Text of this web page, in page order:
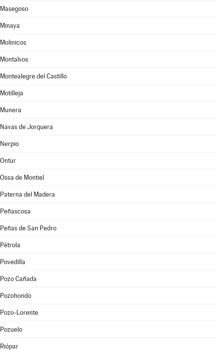
Masegoso
Minaya
Molinicos
Montalvos
Montealegre del Castillo
Motilleja
Munera
Navas de Jorquera
Nerpio
Ontur
Ossa de Montiel
Paterna del Madera
Peñascosa
Peñas de San Pedro
Pétrola
Povedilla
Pozo Cañada
Pozohondo
Pozo-Lorente
Pozuelo
Riópar